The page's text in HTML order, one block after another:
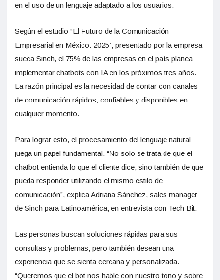
en el uso de un lenguaje adaptado a los usuarios.
Según el estudio “El Futuro de la Comunicación
Empresarial en México: 2025”, presentado por la empresa
sueca Sinch, el 75% de las empresas en el país planea
implementar chatbots con IA en los próximos tres años.
La razón principal es la necesidad de contar con canales
de comunicación rápidos, confiables y disponibles en
cualquier momento.
Para lograr esto, el procesamiento del lenguaje natural
juega un papel fundamental. “No solo se trata de que el
chatbot entienda lo que el cliente dice, sino también de que
pueda responder utilizando el mismo estilo de
comunicación”, explica Adriana Sánchez, sales manager
de Sinch para Latinoamérica, en entrevista con Tech Bit.
Las personas buscan soluciones rápidas para sus
consultas y problemas, pero también desean una
experiencia que se sienta cercana y personalizada.
“Queremos que el bot nos hable con nuestro tono y sobre